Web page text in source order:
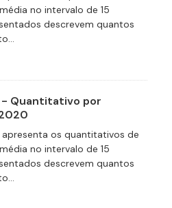
no intervalo de 15
descrevem quantos
- Quantitativo por
os quantitativos de
no intervalo de 15
descrevem quantos